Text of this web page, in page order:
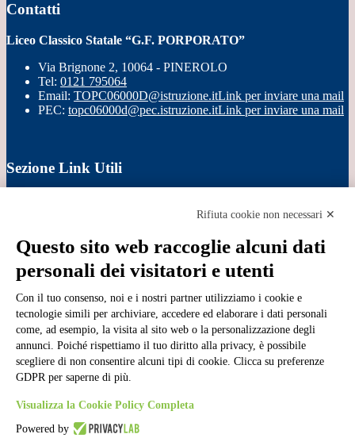
Contatti
Liceo Classico Statale “G.F. PORPORATO”
Via Brignone 2, 10064 - PINEROLO
Tel: 0121 795064
Email: TOPC06000D@istruzione.itLink per inviare una mail
PEC: topc06000d@pec.istruzione.itLink per inviare una mail
Sezione Link Utili
Ufficio Relazioni con il Pubblico
Dichiarazione di accessibilità
Obiettivi di accessibilità
Gestione consensi cookie
Amministrazione trasparente
Pagina visualizzata
2680 volte
Sezione Copyright
Copyright 2026 | Engineered and powered by Gruppo Spaggiari
Parma S.p.A. | Divisione Publishing & New Social Media
Rifiuta cookie non necessari ✕
Questo sito web raccoglie alcuni dati
personali dei visitatori e utenti
Con il tuo consenso, noi e i nostri partner utilizziamo i cookie e
tecnologie simili per archiviare, accedere ed elaborare i dati personali
come, ad esempio, la visita al sito web o la personalizzazione degli
annunci. Poiché rispettiamo il tuo diritto alla privacy, è possibile
scegliere di non consentire alcuni tipi di cookie. Clicca su preferenze
GDPR per saperne di più.
Visualizza la Cookie Policy Completa
Powered by